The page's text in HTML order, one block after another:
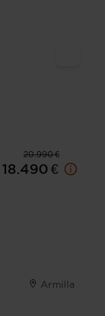
20.990 €
18.490 €
Armilla